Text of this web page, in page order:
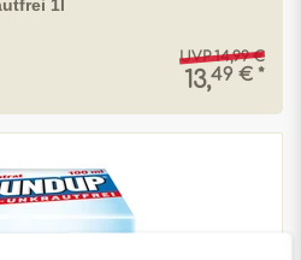
1l
UVP 14,99 €
13,49 € *